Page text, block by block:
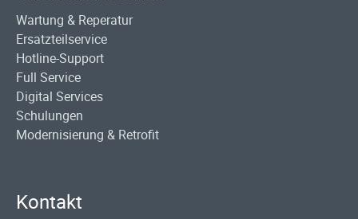
Wartung & Reperatur
Ersatzteilservice
Hotline-Support
Full Service
Digital Services
Schulungen
Modernisierung & Retrofit
Kontakt